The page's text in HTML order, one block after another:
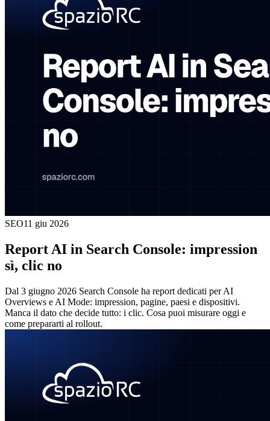
SEO11 giu 2026
Report AI in Search Console: impression
sì, clic no
Dal 3 giugno 2026 Search Console ha report dedicati per AI
Overviews e AI Mode: impression, pagine, paesi e dispositivi.
Manca il dato che decide tutto: i clic. Cosa puoi misurare oggi e
come prepararti al rollout.